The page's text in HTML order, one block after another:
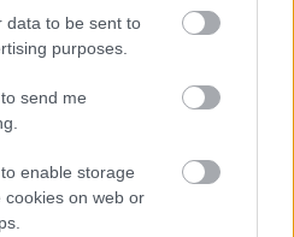
data to be sent to
purposes.
send me
enable storage
cookies on web or
ház Görzben
kaptunk.
az erdőszélen, fedél
volt, míg a féltettebb
úgy, ahogy sátorlappal,